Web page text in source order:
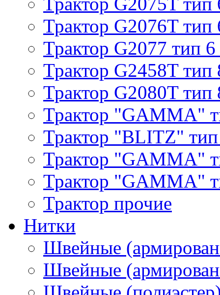
Трактор G2076T тип
Трактор G2077 тип 6
Трактор G2458T тип
Трактор G2080T тип
Трактор "GAMMA"
Трактор "BLITZ"
Трактор "GAMMA"
Трактор "GAMMA"
Трактор прочие
Нитки
Швейные
Швейные